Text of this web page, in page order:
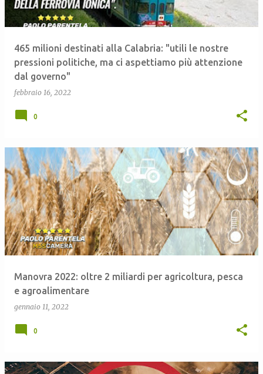
465 milioni destinati alla Calabria: "utili le nostre
pressioni politiche, ma ci aspettiamo più attenzione
dal governo"
febbraio 16, 2022
0
Manovra 2022: oltre 2 miliardi per agricoltura, pesca
e agroalimentare
gennaio 11, 2022
0